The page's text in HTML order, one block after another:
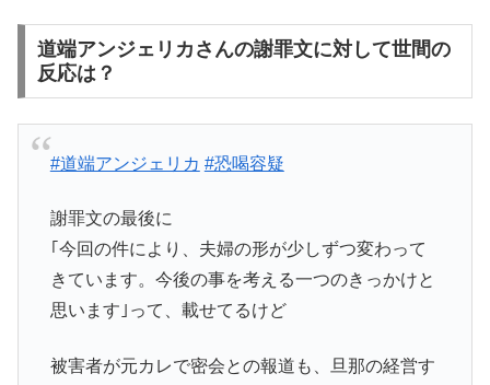
道端アンジェリカさんの謝罪文に対して世間の
反応は？
#道端アンジェリカ #恐喝容疑
謝罪文の最後に
｢今回の件により、夫婦の形が少しずつ変わって
きています。今後の事を考える一つのきっかけと
思います｣って、載せてるけど
被害者が元カレで密会との報道も、旦那の経営す